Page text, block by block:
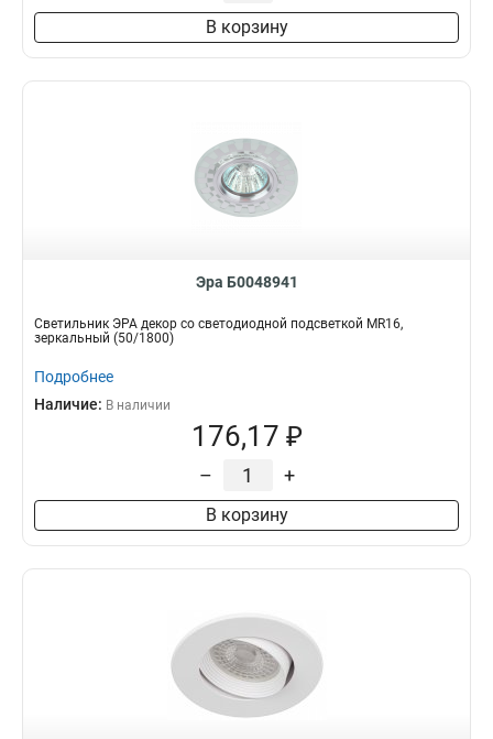
В корзину
Эра Б0048941
Светильник ЭРА декор cо светодиодной подсветкой MR16,
зеркальный (50/1800)
Подробнее
Наличие: В наличии
176,17 ₽
– +
В корзину